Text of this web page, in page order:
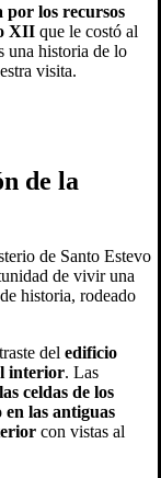
por los recursos
XII que le costó al
una historia de lo
visita.
de la
de Santo Estevo
de vivir una
historia, rodeado
del edificio
interior. Las
celdas de los
en las antiguas
con vistas al